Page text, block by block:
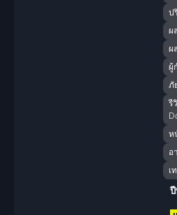
ป
ผ
ผ
ผู้
ภั
รี
ห
อ
เ